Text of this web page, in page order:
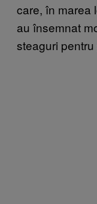
care, în marea
au însemnat
steaguri